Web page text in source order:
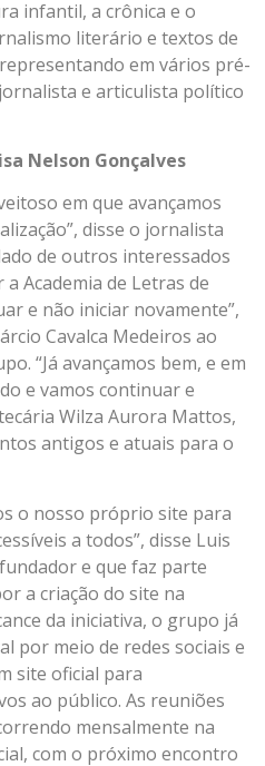
infantil, a crônica e o
literário e textos de
em vários pré-
e articulista político
Nelson Gonçalves
em que avançamos
disse o jornalista
de outros interessados
Academia de Letras de
e não iniciar novamente”,
Cavalca Medeiros ao
“Já avançamos bem, e em
e vamos continuar e
Wilza Aurora Mattos,
antigos e atuais para o
o nosso próprio site para
a todos”, disse Luis
e que faz parte
a criação do site na
da iniciativa, o grupo já
por meio de redes sociais e
site oficial para
ao público. As reuniões
mensalmente na
com o próximo encontro